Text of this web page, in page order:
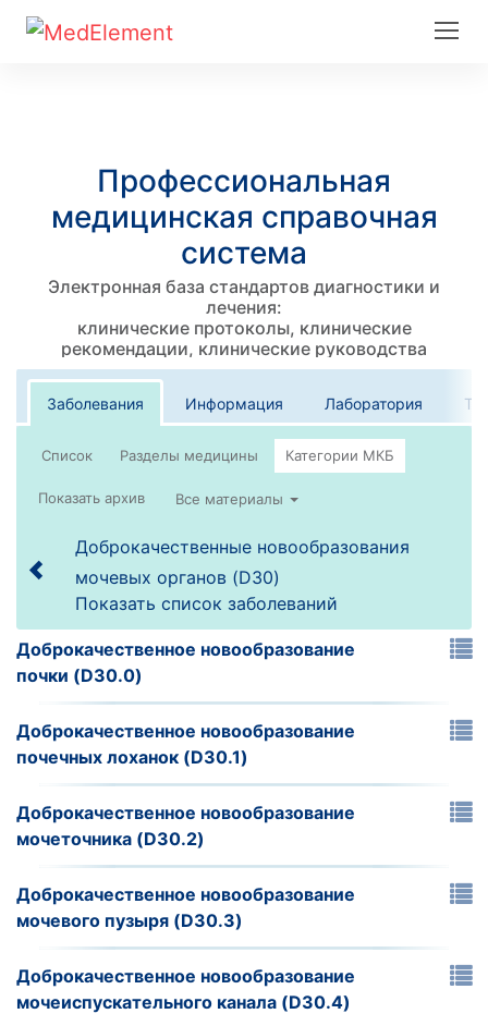
Профессиональная
медицинская справочная
система
Электронная база стандартов диагностики и
лечения:
клинические протоколы, клинические
рекомендации, клинические руководства
Заболевания Информация Лаборатория
Список
Все материалы
Доброкачественные новообразования
мочевых органов (D30)
Показать список заболеваний
Доброкачественное новообразование
почки (D30.0)
Доброкачественное новообразование
почечных лоханок (D30.1)
Доброкачественное новообразование
мочеточника (D30.2)
Доброкачественное новообразование
мочевого пузыря (D30.3)
Доброкачественное новообразование
мочеиспускательного канала (D30.4)